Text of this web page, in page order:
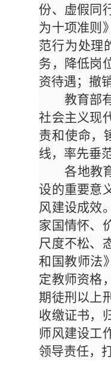
份、虚假同
为十项准则
范行为处理
务，降低岗
资待遇；撤
教育部
社会主义现
责和使命，
线，率先垂
各地教
设的重要意
风建设成效
家国情怀、
尺度不松、
和国教师法
定教师资格
期徒刑以上
收缴证书，
师风建设工
领导责任，